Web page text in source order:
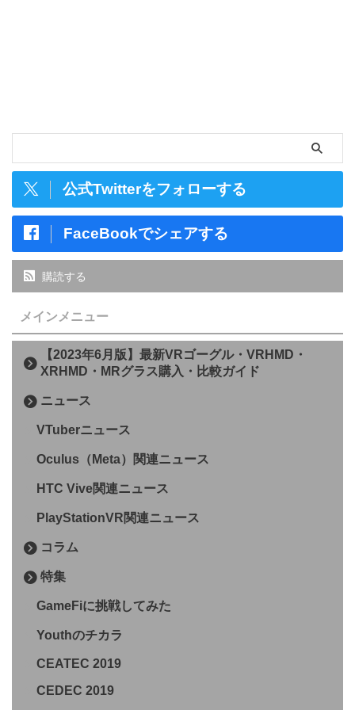
公式Twitterをフォローする
FaceBookでシェアする
購読する
メインメニュー
【2023年6月版】最新VRゴーグル・VRHMD・
XRHMD・MRグラス購入・比較ガイド
ニュース
VTuberニュース
Oculus（Meta）関連ニュース
HTC Vive関連ニュース
PlayStationVR関連ニュース
コラム
特集
GameFiに挑戦してみた
Youthのチカラ
CEATEC 2019
CEDEC 2019